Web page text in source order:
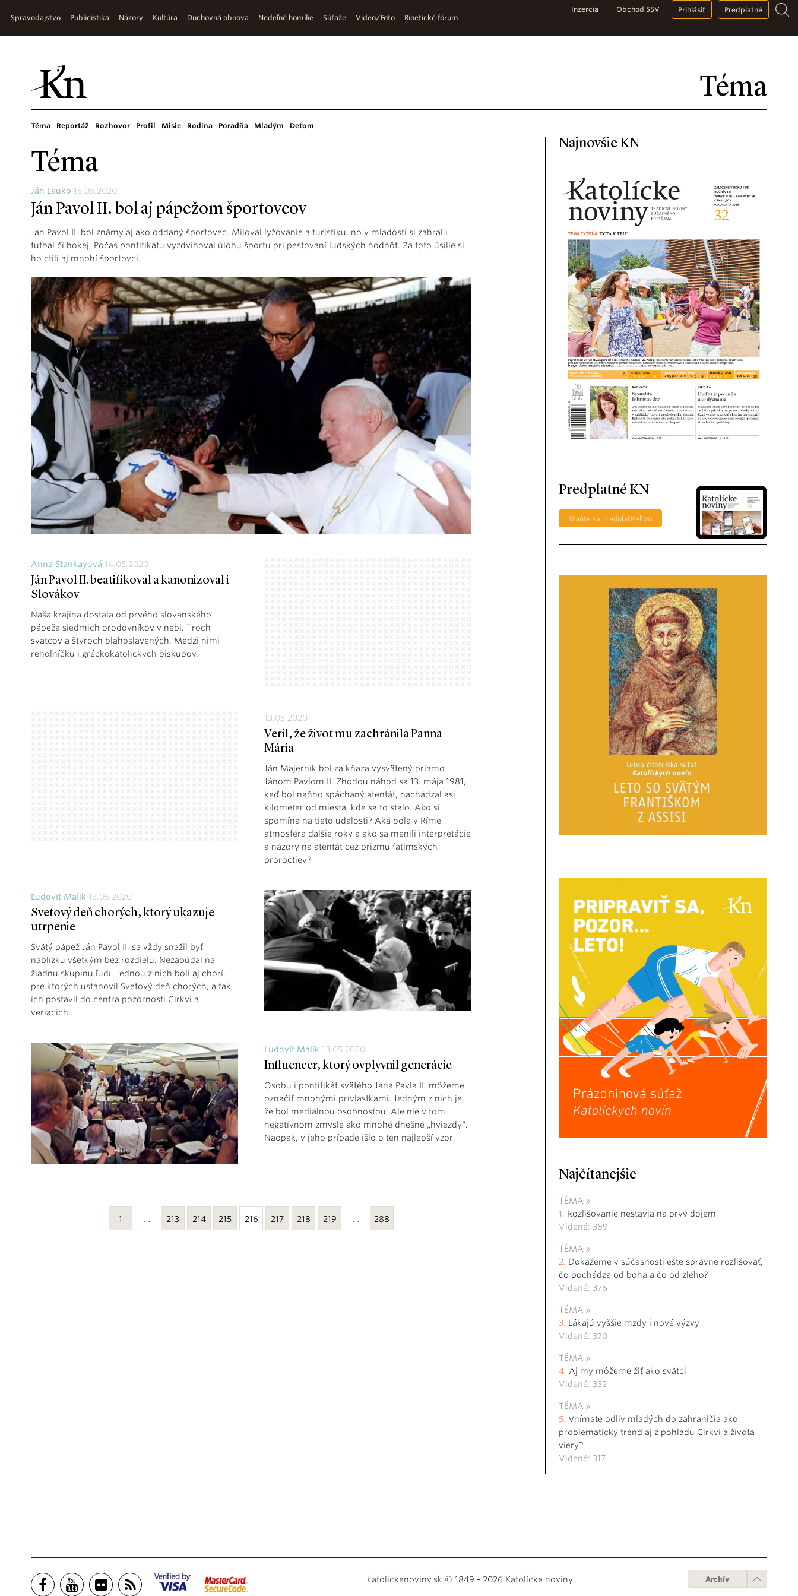
Téma
Spravodajstvo Publicistika Názory Kultúra Duchovná obnova Nedeľné homílie Súťaže Video/Foto Bioetické fórum
Inzercia Obchod SSV Prihlásiť Predplatné
Téma Reportáž Rozhovor Profil Misie Rodina Poradňa Mladým Deťom
Téma
Ján Lauko 15.05.2020
Ján Pavol II. bol aj pápežom športovcov
Ján Pavol II. bol známy aj ako oddaný športovec. Miloval lyžovanie a turistiku, no v mladosti si zahral i
futbal či hokej. Počas pontifikátu vyzdvihoval úlohu športu pri pestovaní ľudských hodnôt. Za toto úsilie si
ho ctili aj mnohí športovci.
Anna Stankayová 14.05.2020
Ján Pavol II. beatifikoval a kanonizoval i
Slovákov
Naša krajina dostala od prvého slovanského
pápeža siedmich orodovníkov v nebi. Troch
svätcov a štyroch blahoslavených. Medzi nimi
rehoľníčku i gréckokatolíckych biskupov.
13.05.2020
Veril, že život mu zachránila Panna
Mária
Ján Majerník bol za kňaza vysvätený priamo
Jánom Pavlom II. Zhodou náhod sa 13. mája 1981,
keď bol naňho spáchaný atentát, nachádzal asi
kilometer od miesta, kde sa to stalo. Ako si
spomína na tieto udalosti? Aká bola v Ríme
atmosféra ďalšie roky a ako sa menili interpretácie
a názory na atentát cez prizmu fatimských
proroctiev?
Ľudovít Malík 13.05.2020
Svetový deň chorých, ktorý ukazuje
utrpenie
Svätý pápež Ján Pavol II. sa vždy snažil byť
nablízku všetkým bez rozdielu. Nezabúdal na
žiadnu skupinu ľudí. Jednou z nich boli aj chorí,
pre ktorých ustanovil Svetový deň chorých, a tak
ich postavil do centra pozornosti Cirkvi a
veriacich.
Ľudovít Malík 13.05.2020
Influencer, ktorý ovplyvnil generácie
Osobu i pontifikát svätého Jána Pavla II. môžeme
označiť mnohými prívlastkami. Jedným z nich je,
že bol mediálnou osobnosťou. Ale nie v tom
negatívnom zmysle ako mnohé dnešné „hviezdy“.
Naopak, v jeho prípade išlo o ten najlepší vzor.
1 … 213 214 215 216 217 218 219 … 288
Najnovšie KN
Predplatné KN
Staňte sa predplatiteľom
Najčítanejšie
TÉMA
Rozlišovanie nestavia na prvý dojem
Videné: 389
TÉMA
Dokážeme v súčasnosti ešte správne rozlišovať,
čo pochádza od boha a čo od zlého?
Videné: 376
TÉMA
Lákajú vyššie mzdy i nové výzvy
Videné: 370
TÉMA
Aj my môžeme žiť ako svätci
Videné: 332
TÉMA
Vnímate odliv mladých do zahraničia ako
problematický trend aj z pohľadu Cirkvi a života
viery?
Videné: 317
katolickenoviny.sk © 1849 - 2026 Katolícke noviny Archív